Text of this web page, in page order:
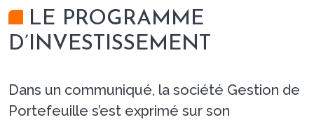
LE PROGRAMME
D’INVESTISSEMENT
Dans un communiqué, la société Gestion de
Portefeuille s’est exprimé sur son